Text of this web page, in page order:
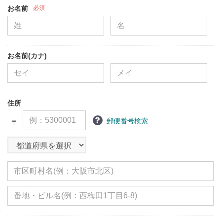
お名前 必須
お名前(カナ)
住所
〒 郵便番号検索